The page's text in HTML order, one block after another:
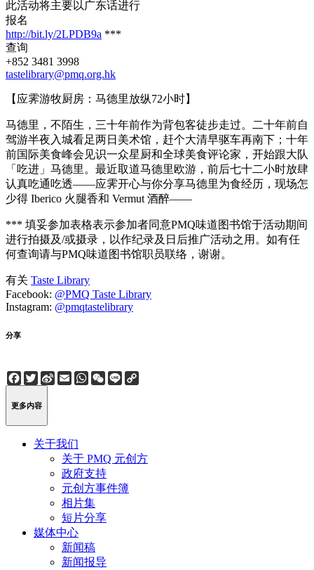
此活动将主要以广东话进行
报名
http://bit.ly/2LPDB9a ***
查询
+852 3481 3998
tastelibrary@pmq.org.hk
【应霁游牧厨房：马德里放纵72小时】
马德里，不陌生，三十年前作为背包客徒步走过。二十年前自
驾游半夜入城看足两日美术馆，赶个大清早驱车再南下；十年
前国际美食峰会见识一众星厨和全球美食评论家，开始跟大队
「吃进」马德里。最近取道马德里欧游，前后七十二小时放肆
认真吃通吃透——应霁开心与你分享马德里为食经历，现场怎
少得 Iberico 火腿香和 Vermut 酒醉——
*** 填妥参加表格表示参加者同意PMQ味道图书馆于活动期间
进行拍摄及/或摄录，以作纪录及日后推广活动之用。如有任
何查询请与PMQ味道图书馆职员联络，谢谢。
有关 Taste Library
Facebook: @PMQ Taste Library
Instagram: @pmqtastelibrary
分享
Facebook
Twitter
Sina
Weibo
EmailWhatsApp
WeChat
Line
更多内容
关于我们
关于 PMQ 元创方
政府支持
元创方事件簿
相片集
短片分享
媒体中心
新闻稿
新闻报导